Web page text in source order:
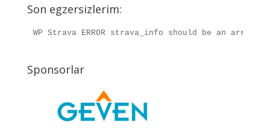
Son egzersizlerim:
WP Strava ERROR strava_info should be an
Sponsorlar